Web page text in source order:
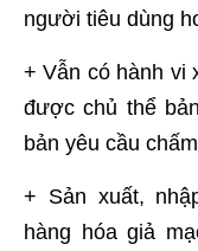
người tiêu dùng
+ Vẫn có hành vi
được chủ thể
bản yêu cầu
+ Sản xuất,
hàng hóa giả